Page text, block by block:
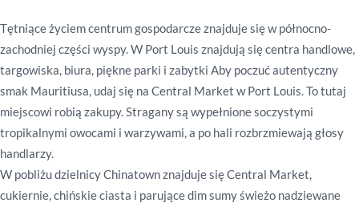
Tętniące życiem centrum gospodarcze znajduje się w północno-
zachodniej części wyspy. W Port Louis znajdują się centra handlowe,
targowiska, biura, piękne parki i zabytki Aby poczuć autentyczny
smak Mauritiusa, udaj się na Central Market w Port Louis. To tutaj
miejscowi robią zakupy. Stragany są wypełnione soczystymi
tropikalnymi owocami i warzywami, a po hali rozbrzmiewają głosy
handlarzy.
W pobliżu dzielnicy Chinatown znajduje się Central Market,
cukiernie, chińskie ciasta i parujące dim sumy świeżo nadziewane